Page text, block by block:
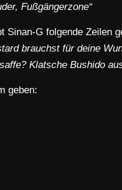
Fußgängerzone“
Sinan-G folgende Zeilen
brauchst für deine
Klatsche Bushido
geben: